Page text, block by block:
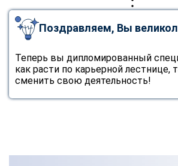
Поздравляем, Вы
Теперь вы дипломированный
как расти по карьерной лестнице,
сменить свою деятельность!